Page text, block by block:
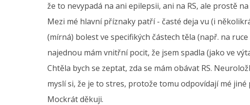
že to nevypadá na ani epilepsii, ani na RS, ale prostě
Mezi mé hlavní příznaky patří - časté deja vu (i
(mírná) bolest ve specifikých částech těla (např. na
najednou mám vnitřní pocit, že jsem spadla (jako ve
Chtěla bych se zeptat, zda se mám obávat RS.
myslí si, že je to stres, protože tomu odpovídají mé jiné
Mockrát děkuji.